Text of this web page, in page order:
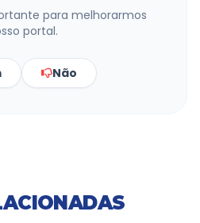
para melhorarmos
portal.
Não